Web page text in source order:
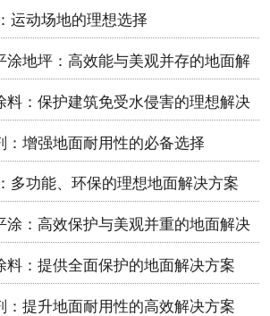
运动场地的理想选择
涂地坪：高效能与美观并存的地面解
料：保护建筑免受水侵害的理想解决
：增强地面耐用性的必备选择
多功能、环保的理想地面解决方案
涂：高效保护与美观并重的地面解决
料：提供全面保护的地面解决方案
：提升地面耐用性的高效解决方案